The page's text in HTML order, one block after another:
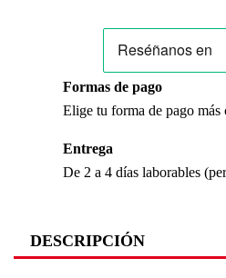
Formas de pago
Elige tu forma de pago más
Entrega
De 2 a 4 días laborables
DESCRIPCIÓN